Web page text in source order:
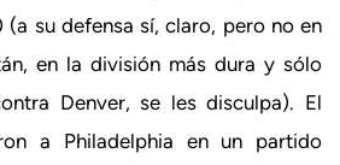
su defensa sí, claro, pero no en
en la división más dura y sólo
Denver, se les disculpa). El
a Philadelphia en un partido